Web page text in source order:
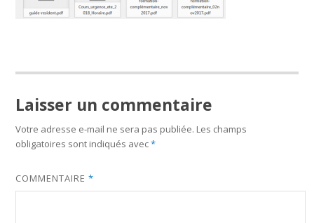
Laisser un commentaire
Votre adresse e-mail ne sera pas publiée. Les champs
obligatoires sont indiqués avec*
COMMENTAIRE*